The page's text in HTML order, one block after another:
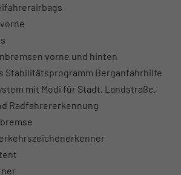
vorne und hinten
Stabilitätsprogramm Berganfahrhilfe
mit Modi für Stadt, Landstraße,
Radfahrererkennung